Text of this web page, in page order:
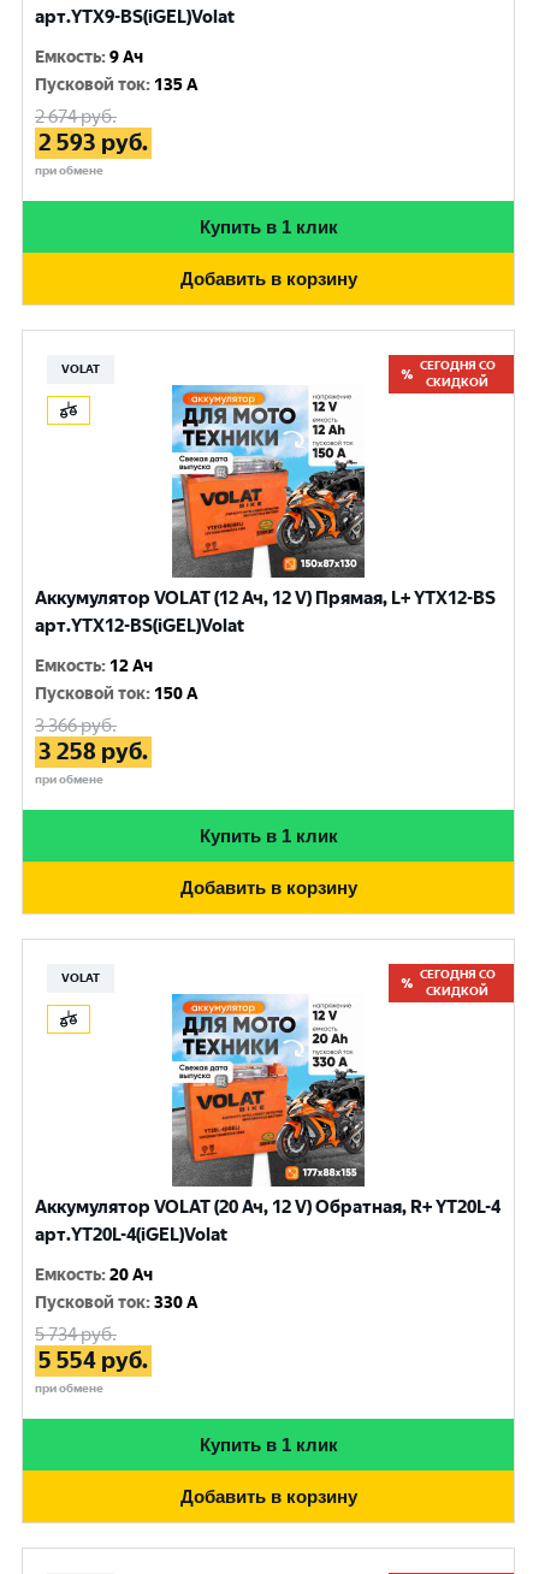
арт.YTX9-BS(iGEL)Volat
Емкость:9 Ач
Пусковой ток: 135 A
2 674руб.
2 593 руб.
при обмене
Купить в 1 клик
Добавить в корзину
VOLAT
СЕГОДНЯ СО
СКИДКОЙ
Аккумулятор VOLAT (12 Ач, 12 V) Прямая, L+ YTX12-BS
арт.YTX12-BS(iGEL)Volat
Емкость: 12 Ач
Пусковой ток: 150 A
3 366руб.
3 258 руб.
при обмене
Купить в 1 клик
Добавить в корзину
VOLAT
СЕГОДНЯ СО
СКИДКОЙ
Аккумулятор VOLAT (20 Ач, 12 V) Обратная, R+ YT20L-4
арт.YT20L-4(iGEL)Volat
Емкость:20 Ач
Пусковой ток:330 A
5 734руб.
5 554 руб.
при обмене
Купить в 1 клик
Добавить в корзину